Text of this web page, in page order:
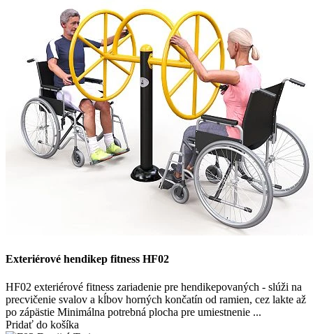
Exteriérové hendikep fitness HF02
HF02 exteriérové fitness zariadenie pre hendikepovaných - slúži na
precvičenie svalov a kĺbov horných končatín od ramien, cez lakte až
po zápästie Minimálna potrebná plocha pre umiestnenie ...
Pridať do košíka